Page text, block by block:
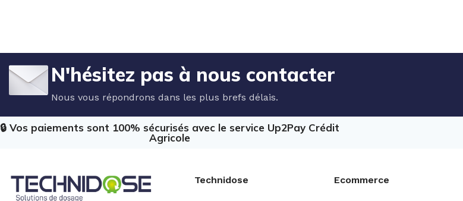
N'hésitez pas à nous contacter
Nous vous répondrons dans les plus brefs délais.
🔒 Vos paiements sont 100% sécurisés avec le service Up2Pay Crédit
Agricole
Technidose Ecommerce